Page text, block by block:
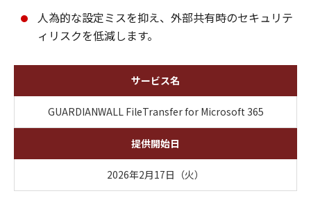
人為的な設定ミスを抑え、外部共有時のセキュリテ
ィリスクを低減します。
サービス名
提供開始日
GUARDIANWALL FileTransfer for Microsoft 365
2026年2月17日（火）